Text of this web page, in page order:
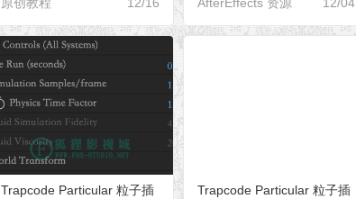
原创教程 12/16 AfterEffects 资源 12/04
Trapcode Particular 粒子插
Trapcode Particular 粒子插